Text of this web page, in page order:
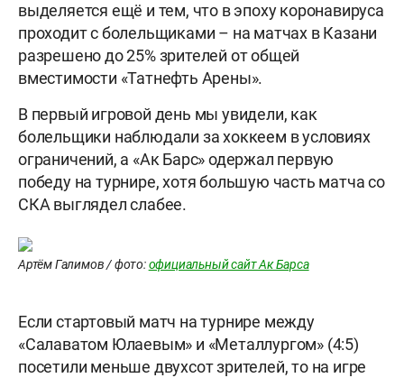
выделяется ещё и тем, что в эпоху коронавируса
проходит с болельщиками – на матчах в Казани
разрешено до 25% зрителей от общей
вместимости «Татнефть Арены».
В первый игровой день мы увидели, как
болельщики наблюдали за хоккеем в условиях
ограничений, а «Ак Барс» одержал первую
победу на турнире, хотя большую часть матча со
СКА выглядел слабее.
Артём Галимов / фото:официальный сайт Ак Барса
Если стартовый матч на турнире между
«Салаватом Юлаевым» и «Металлургом» (4:5)
посетили меньше двухсот зрителей, то на игре